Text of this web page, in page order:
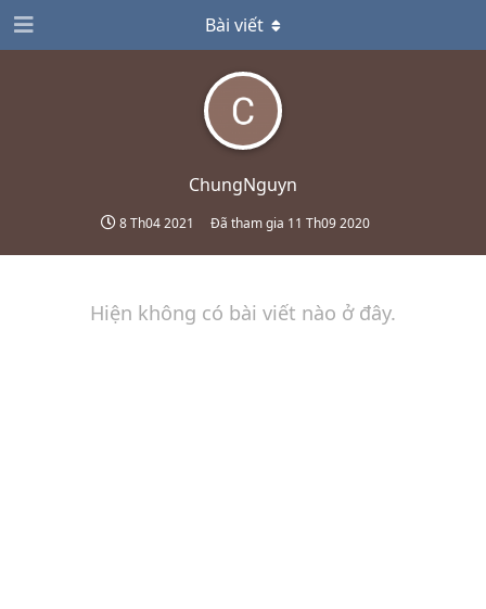
ChungNguyn
8 Th04 2021 Đã tham gia 11 Th09 2020
Bài viết
Hiện không có bài viết nào ở đây.